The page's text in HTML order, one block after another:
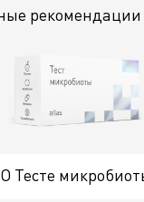
О Тесте